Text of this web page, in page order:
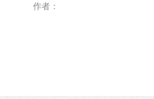
作者：